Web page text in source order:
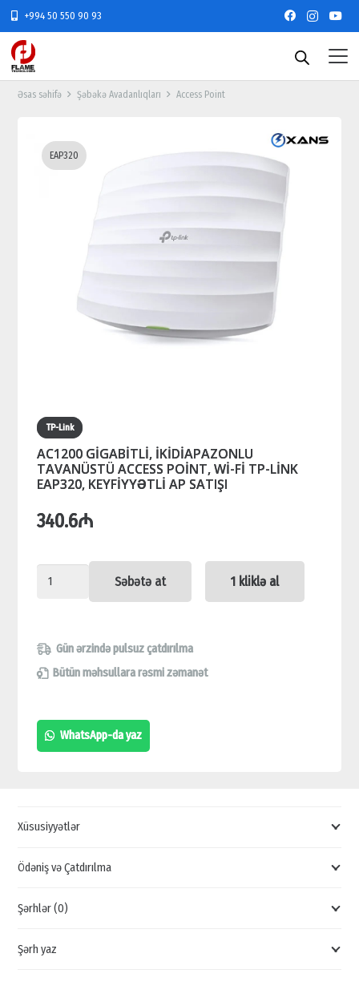
+994 50 550 90 93
Əsas səhifə Şəbəkə Avadanlıqları Access Point
EAP320
TP-Link
AC1200 GİGABİTLİ, İKİDİAPAZONLU
TAVANÜSTÜ ACCESS POİNT, Wİ-Fİ TP-LİNK
EAP320, KEYFİYYƏTLİ AP SATIŞI
340.6₼
AC1200
TAVANÜSTÜ
ACCESS
Wİ-
AP
quantity
Səbətə at 1 kliklə al
Gün ərzində pulsuz çatdırılma
Bütün məhsullara rəsmi zəmanət
WhatsApp-da yaz
Xüsusiyyətlər
Ödəniş və Çatdırılma
Şərhlər (0)
Şərh yaz